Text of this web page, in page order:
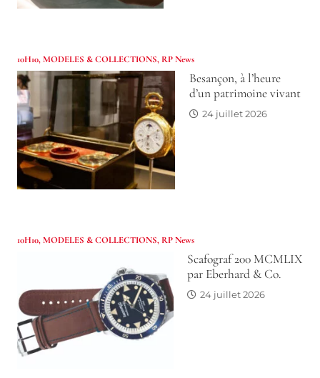
10H10,MODELES & COLLECTIONS, RP News
Besançon, à l’heure
d’un patrimoine vivant
24 juillet 2026
10H10,MODELES & COLLECTIONS, RP News
Scafograf 200 MCMLIX
par Eberhard & Co.
24 juillet 2026